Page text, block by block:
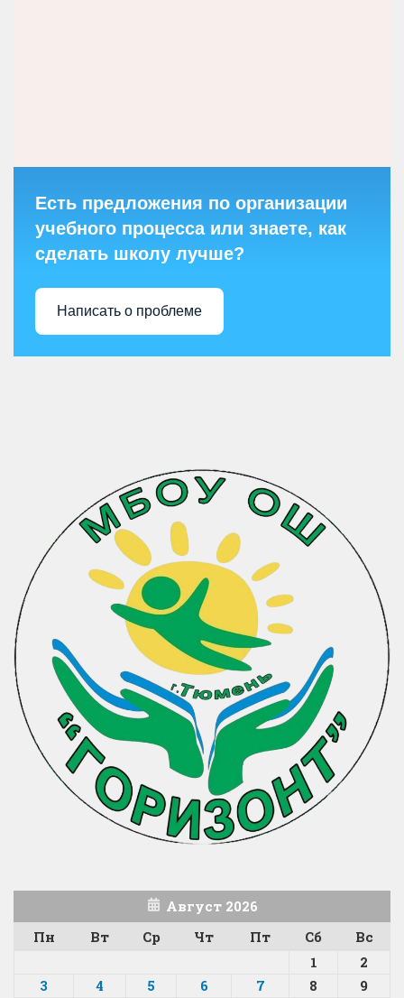
Есть предложения по организации
учебного процесса или знаете, как
сделать школу лучше?
Написать о проблеме
Август 2026
Пн
Вт Ср Чт Пт Сб
Вс
1
2
3
4 5 6 7 8
9